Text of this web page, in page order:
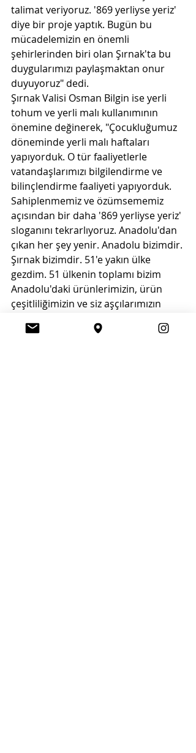
talimat veriyoruz. '869 yerliyse yeriz'
diye bir proje yaptık. Bugün bu
mücadelemizin en önemli
şehirlerinden biri olan Şırnak'ta bu
duygularımızı paylaşmaktan onur
duyuyoruz" dedi.
Şırnak Valisi Osman Bilgin ise yerli
tohum ve yerli malı kullanımının
önemine değinerek, "Çocukluğumuz
döneminde yerli malı haftaları
yapıyorduk. O tür faaliyetlerle
vatandaşlarımızı bilgilendirme ve
bilinçlendirme faaliyeti yapıyorduk.
Sahiplenmemiz ve özümsememiz
açısından bir daha '869 yerliyse yeriz'
sloganını tekrarlıyoruz. Anadolu'dan
çıkan her şey yenir. Anadolu bizimdir.
Şırnak bizimdir. 51'e yakın ülke
gezdim. 51 ülkenin toplamı bizim
Anadolu'daki ürünlerimizin, ürün
çeşitliliğimizin ve siz aşçılarımızın
gastronomi anlamında gerçekten